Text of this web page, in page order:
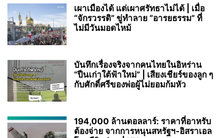
เผาเมืองได้ แต่เผาศรัทธาไม่ได้ | เมื่อ
“จักรวรรดิ” ขู่ทำลาย “อารยธรรม” ที่
ไม่มีวันมอดไหม้
บันทึกเรื่องจริงจากคนไทยในอิหร่าน
“ปืนเก่าใต้ฟ้าใหม่” | เสียงเชียร์ของลูก ๆ
กับศักดิ์ศรีของพ่อผู้ไม่ยอมก้มหัว
194,000 ล้านดอลลาร์: ราคาที่อาหรับ
ต้องจ่าย จากการหนุนสหรัฐฯ‑อิสราเอล